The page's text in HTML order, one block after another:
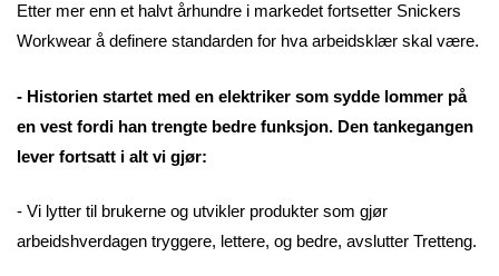
Etter mer enn et halvt århundre i markedet fortsetter Snickers
Workwear å definere standarden for hva arbeidsklær skal være.
- Historien startet med en elektriker som sydde lommer på
en vest fordi han trengte bedre funksjon. Den tankegangen
lever fortsatt i alt vi gjør:
- Vi lytter til brukerne og utvikler produkter som gjør
arbeidshverdagen tryggere, lettere, og bedre, avslutter Tretteng.